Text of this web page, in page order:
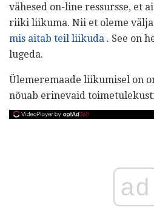
vähesed on-line ressursse, et
riiki liikuma. Nii et oleme
mis aitab teil liikuda . See on
lugeda.
Ülemeremaade liikumisel on
nõuab erinevaid
ad